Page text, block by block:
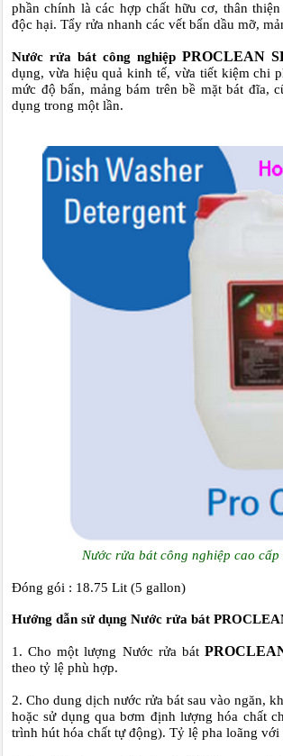
phần chính là các hợp chất hữu cơ, thân
độc hại. Tẩy rửa nhanh các vết bẩn dầu mỡ,
Nước rửa bát công nghiệp PROCLEAN
dụng, vừa hiệu quả kinh tế, vừa tiết kiệm chi
mức độ bẩn, mảng bám trên bề mặt bát đĩa,
dụng trong một lần.
Nước rửa bát công nghiệp cao cấp
Đóng gói : 18.75 Lit (5 gallon)
Hướng dẫn sử dụng Nước rửa bát
1. Cho một lượng Nước rửa bát
theo tỷ lệ phù hợp.
2. Cho dung dịch nước rửa bát sau vào ngăn,
hoặc sử dụng qua bơm định lượng hóa chất
trình hút hóa chất tự động). Tỷ lệ pha loãng